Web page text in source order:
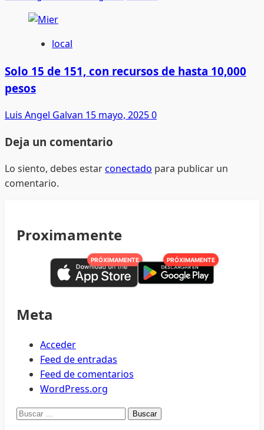
local
Solo 15 de 151, con recursos de hasta 10,000
pesos
Luis Angel Galvan 15 mayo, 20250
Deja un comentario
Lo siento, debes estarconectado para publicar un
comentario.
Proximamente
PRÓXIMAMENTE PRÓXIMAMENTE
Meta
Acceder
Feed de entradas
Feed de comentarios
WordPress.org
Buscar: